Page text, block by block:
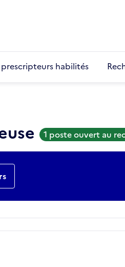
habilités
1 poste ouvert au